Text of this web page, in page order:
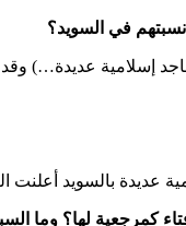
العيد يوم 5 يوليو ونسبتهم
العيد يوم 5 يوليو من